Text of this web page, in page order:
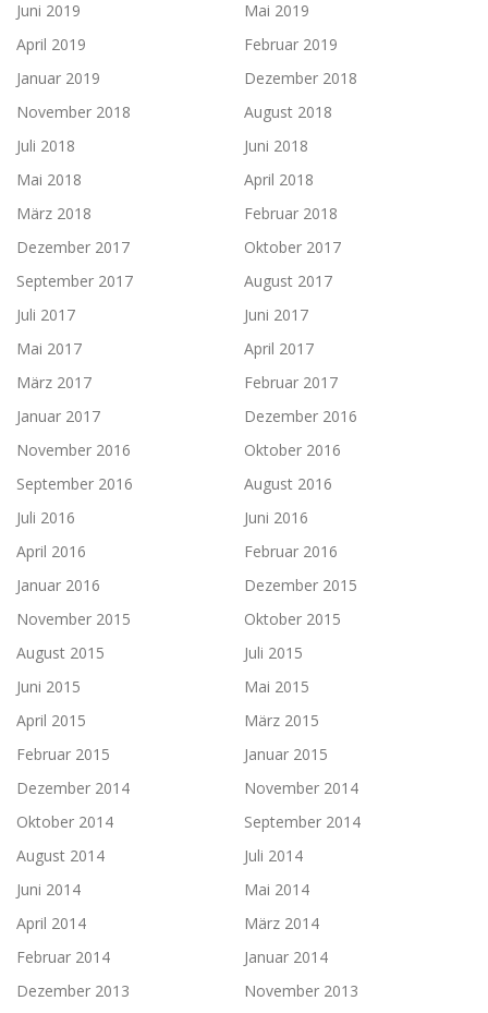
Juni 2019
Mai 2019
April 2019
Februar 2019
Januar 2019
Dezember 2018
November 2018
August 2018
Juli 2018
Juni 2018
Mai 2018
April 2018
März 2018
Februar 2018
Dezember 2017
Oktober 2017
September 2017
August 2017
Juli 2017
Juni 2017
Mai 2017
April 2017
März 2017
Februar 2017
Januar 2017
Dezember 2016
November 2016
Oktober 2016
September 2016
August 2016
Juli 2016
Juni 2016
April 2016
Februar 2016
Januar 2016
Dezember 2015
November 2015
Oktober 2015
August 2015
Juli 2015
Juni 2015
Mai 2015
April 2015
März 2015
Februar 2015
Januar 2015
Dezember 2014
November 2014
Oktober 2014
September 2014
August 2014
Juli 2014
Juni 2014
Mai 2014
April 2014
März 2014
Februar 2014
Januar 2014
Dezember 2013
November 2013